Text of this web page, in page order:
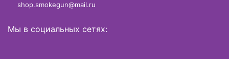
shop.smokegun@mail.ru
Мы в социальных сетях: